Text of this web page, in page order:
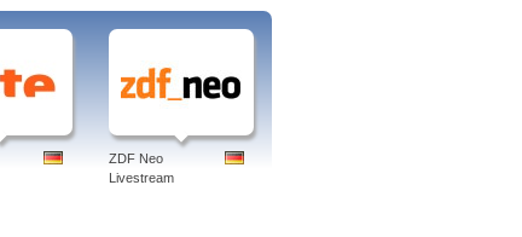
ZDF Neo
Livestream